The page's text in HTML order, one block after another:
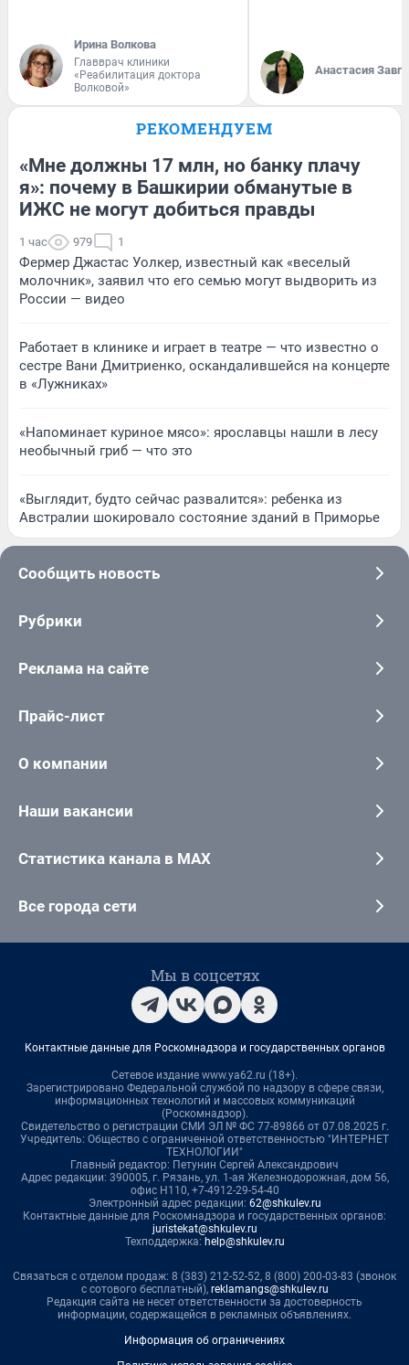
Ирина Волкова
Главврач клиники
«Реабилитация доктора
Волковой»
Анастасия
РЕКОМЕНДУЕМ
«Мне должны 17 млн, но банку плачу
я»: почему в Башкирии обманутые в
ИЖС не могут добиться правды
1 час 979 1
Фермер Джастас Уолкер, известный как «веселый
молочник», заявил что его семью могут выдворить из
России — видео
Работает в клинике и играет в театре — что известно о
сестре Вани Дмитриенко, оскандалившейся на концерте
в «Лужниках»
«Напоминает куриное мясо»: ярославцы нашли в лесу
необычный гриб — что это
«Выглядит, будто сейчас развалится»: ребенка из
Австралии шокировало состояние зданий в Приморье
Сообщить новость
Рубрики
Реклама на сайте
Прайс-лист
О компании
Наши вакансии
Статистика канала в MAX
Все города сети
Мы в соцсетях
Контактные данные для Роскомнадзора и государственных органов
Сетевое издание www.ya62.ru (18+).
Зарегистрировано Федеральной службой по надзору в сфере связи,
информационных технологий и массовых коммуникаций
(Роскомнадзор).
Свидетельство о регистрации СМИ ЭЛ № ФС 77-89866 от 07.08.2025 г.
Учредитель: Общество с ограниченной ответственностью "ИНТЕРНЕТ
ТЕХНОЛОГИИ"
Главный редактор: Петунин Сергей Александрович
Адрес редакции: 390005, г. Рязань, ул. 1-ая Железнодорожная, дом 56,
офис Н110, +7-4912-29-54-40
Электронный адрес редакции: 62@shkulev.ru
Контактные данные для Роскомнадзора и государственных органов:
juristekat@shkulev.ru
Техподдержка: help@shkulev.ru
Связаться с отделом продаж: 8 (383) 212-52-52, 8 (800) 200-03-83 (звонок
с сотового бесплатный), reklamangs@shkulev.ru
Редакция сайта не несет ответственности за достоверность
информации, содержащейся в рекламных объявлениях.
Информация об ограничениях